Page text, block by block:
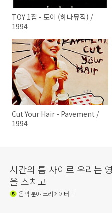
TOY 1집 - 토이 (하나뮤직) /
1994
Cut Your Hair - Pavement /
1994
시간의 틈 사이로 우리는
을 스치고
음악분야 크리에이터